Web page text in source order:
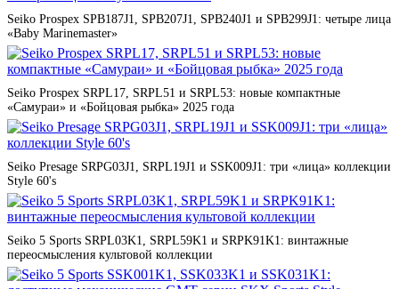
Seiko Prospex SPB187J1, SPB207J1, SPB240J1 и SPB299J1: четыре лица
«Baby Marinemaster»
Seiko Prospex SRPL17, SRPL51 и SRPL53: новые компактные
«Самураи» и «Бойцовая рыбка» 2025 года
Seiko Presage SRPG03J1, SRPL19J1 и SSK009J1: три «лица» коллекции
Style 60's
Seiko 5 Sports SRPL03K1, SRPL59K1 и SRPK91K1: винтажные
переосмысления культовой коллекции